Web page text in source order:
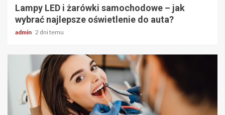
Lampy LED i żarówki samochodowe – jak
wybrać najlepsze oświetlenie do auta?
admin 2 dni temu